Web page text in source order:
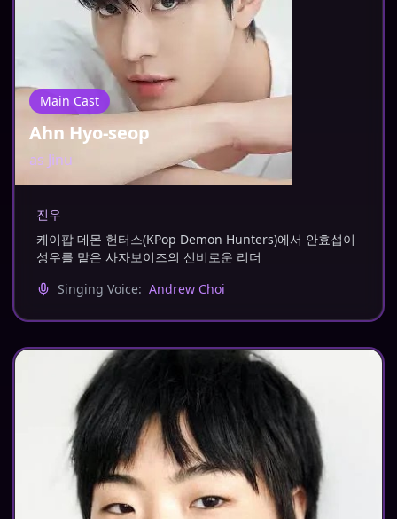
Main Cast
Ahn Hyo-seop
as Jinu
진우
케이팝 데몬 헌터스(KPop Demon Hunters)에서 안효섭이
성우를 맡은 사자보이즈의 신비로운 리더
Singing Voice: Andrew Choi